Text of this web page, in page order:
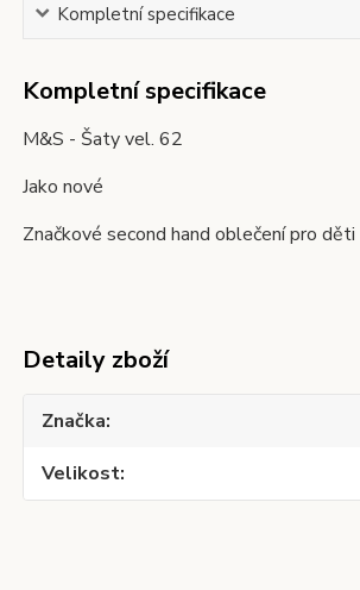
Kompletní specifikace
Kompletní specifikace
M&S - Šaty vel. 62
Jako nové
Značkové second hand oblečení pro
Detaily zboží
Značka
Velikost